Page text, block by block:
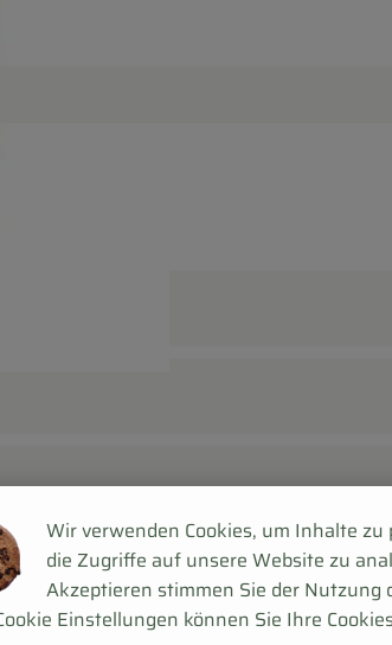
Wir verwenden Cookies, um Inhalte
die Zugriffe auf unsere Website zu
Akzeptieren stimmen Sie der Nutzung
Einstellungen können Sie Ihre